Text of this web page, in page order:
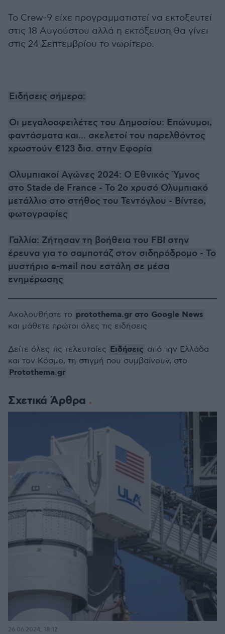
Το Crew-9 είχε προγραμματιστεί να εκτοξευτεί
στις 18 Αυγούστου αλλά η εκτόξευση θα γίνει
στις 24 Σεπτεμβρίου το νωρίτερο.
Ειδήσεις σήμερα:
Οι μεγαλοοφειλέτες του Δημοσίου: Επώνυμοι,
φαντάσματα και... σκελετοί του παρελθόντος
χρωστούν €123 δισ. στην Εφορία
Ολυμπιακοί Αγώνες 2024: Ο Εθνικός Ύμνος
στο Stade de France - Το 2ο χρυσό Ολυμπιακό
μετάλλιο στο στήθος του Τεντόγλου - Βίντεο,
φωτογραφίες
Γαλλία: Ζήτησαν τη βοήθεια του FBI στην
έρευνα για το σαμποτάζ στον σιδηρόδρομο - Το
μυστήριο e-mail που εστάλη σε μέσα
ενημέρωσης
Σχετικά Άρθρα
26.06.2024, 18:12
Ακολουθήστε το protothema.gr στο Google News
και μάθετε πρώτοι όλες τις ειδήσεις
Δείτε όλες τις τελευταίες Ειδήσεις από την Ελλάδα
και τον Κόσμο, τη στιγμή που συμβαίνουν, στο
Protothema.gr